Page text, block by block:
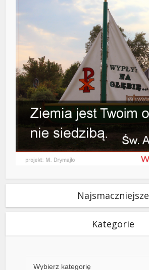
Najsmaczniejsze
Kategorie